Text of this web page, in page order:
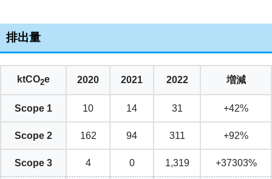
排出量
ktCO2e 2020 2021 2022 増減
Scope 1 10 14 31 +42%
Scope 2 162 94 311 +92%
Scope 3 4 0 1,319 +37303%